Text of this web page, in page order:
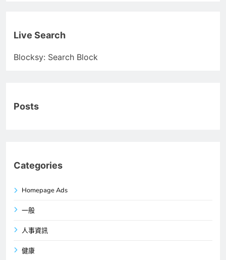
Live Search
Blocksy: Search Block
Posts
Categories
Homepage Ads
一般
人事資訊
健康